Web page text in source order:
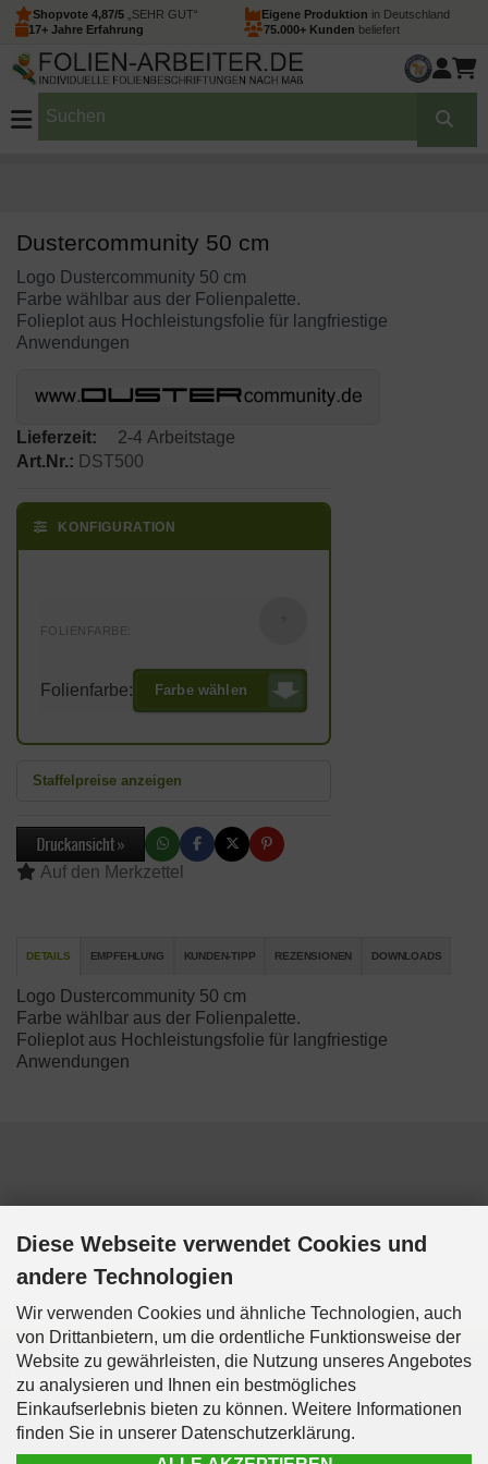
Shopvote 4,87/5 „SEHR GUT“ Eigene Produktion in Deutschland
17+ Jahre Erfahrung
75.000+ Kunden beliefert
Dustercommunity 50 cm
Logo Dustercommunity 50 cm
Farbe wählbar aus der Folienpalette.
Folieplot aus Hochleistungsfolie für langfriestige
Anwendungen
Lieferzeit:
2-4 Arbeitstage
Art.Nr.: DST500
KONFIGURATION
FOLIENFARBE:
Folienfarbe: Farbe wählen
Staffelpreise anzeigen
DETAILS EMPFEHLUNG KUNDEN-TIPP REZENSIONEN DOWNLOADS
Logo Dustercommunity 50 cm
Farbe wählbar aus der Folienpalette.
Folieplot aus Hochleistungsfolie für langfriestige
Anwendungen
Mehr über...
Informationen
Diese Webseite verwendet Cookies und
andere Technologien
Wir verwenden Cookies und ähnliche Technologien, auch
von Drittanbietern, um die ordentliche Funktionsweise der
Website zu gewährleisten, die Nutzung unseres Angebotes
zu analysieren und Ihnen ein bestmögliches
Einkaufserlebnis bieten zu können. Weitere Informationen
finden Sie in unserer Datenschutzerklärung.